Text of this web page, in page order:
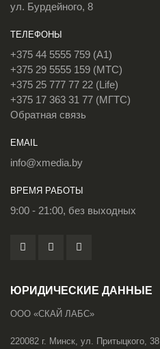
ул. Бурдейного, 8
ТЕЛЕФОНЫ
+375 44 5555 759 (A1)
+375 29 5555 159 (МТС)
+375 25 777 77 22 (Life)
+375 17 363 31 77 (МГТС)
Обратная связь
EMAIL
info@xmedia.by
ВРЕМЯ РАБОТЫ
9:00 - 21:00, без выходных
ЮРИДИЧЕСКИЕ ДАННЫЕ
ООО «СКАЙ ЛАБС»
220082 г. Минск, ул. Притыцкого, 38